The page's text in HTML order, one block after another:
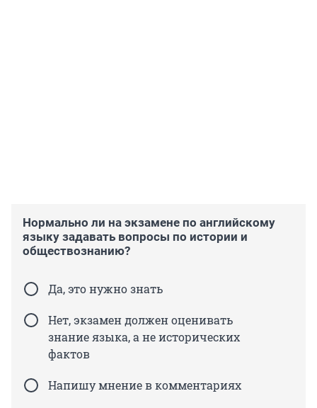
Нормально ли на экзамене по английскому
языку задавать вопросы по истории и
обществознанию?
Да, это нужно знать
Нет, экзамен должен оценивать
знание языка, а не исторических
фактов
Напишу мнение в комментариях